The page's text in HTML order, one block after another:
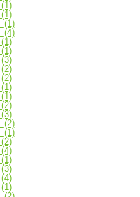
(1)
(1)
(1)
(4)
(1)
(1)
(3)
(2)
(2)
(1)
(1)
(2)
(3)
(2)
(1)
(2)
(4)
(1)
(3)
(4)
(1)